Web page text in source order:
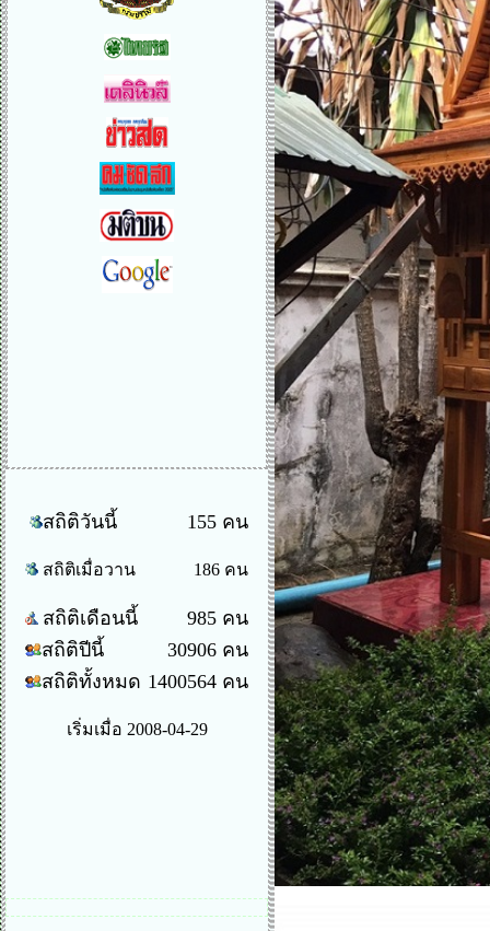
สถิติวันนี้ 155 คน
สถิติเมื่อวาน 186 คน
สถิติเดือนนี้
สถิติปีนี้
สถิติทั้งหมด
985 คน
30906 คน
1400564 คน
เริ่มเมื่อ 2008-04-29